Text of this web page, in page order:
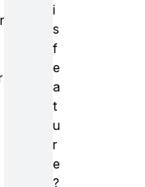
i
s
f
e
a
t
u
r
e
?